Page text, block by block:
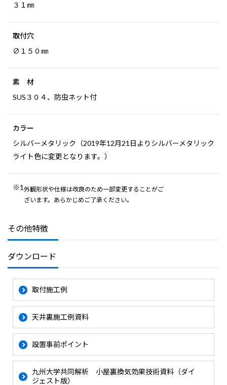
３１㎜
取付穴
∅１５０㎜
素 材
SUS３０４、防虫ネット付
カラー
シルバーメタリック（2019年12月21日よりシルバーメタリック
ライト色に変更となります。）
※1 外観形状や仕様は改良のため一部変更することがご
ざいます。あらかじめご了承ください。
その他特徴
ダウンロード
取付施工例
天井裏施工例資料
設置事前ポイント
九州大学共同解析 小屋裏換気効果技術資料（ダイ
ジェスト版）